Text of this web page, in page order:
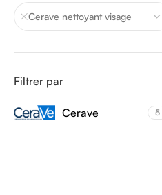
Cerave nettoyant visage
Filtrer par
Cerave 5